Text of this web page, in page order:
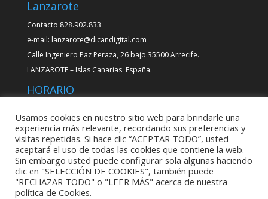
Lanzarote
Contacto 828.902.833
e-mail: lanzarote@dicandigital.com
Calle Ingeniero Paz Peraza, 26 bajo 35500 Arrecife.
LANZAROTE – Islas Canarias. España.
HORARIO
Política de privacidad
Aviso Legal
Usamos cookies en nuestro sitio web para brindarle una
experiencia más relevante, recordando sus preferencias y
visitas repetidas. Si hace clic “ACEPTAR TODO”, usted
aceptará el uso de todas las cookies que contiene la web.
Sin embargo usted puede configurar sola algunas haciendo
clic en "SELECCIÓN DE COOKIES", también puede
"RECHAZAR TODO" o "LEER MÁS" acerca de nuestra
política de Cookies.